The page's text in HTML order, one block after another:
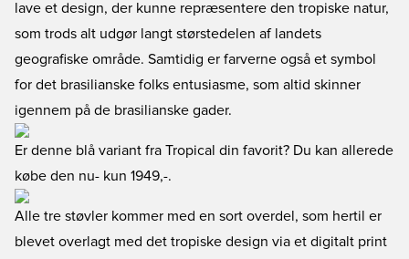
lave et design, der kunne repræsentere den tropiske natur,
som trods alt udgør langt størstedelen af landets
geografiske område. Samtidig er farverne også et symbol
for det brasilianske folks entusiasme, som altid skinner
igennem på de brasilianske gader.
Er denne blå variant fra Tropical din favorit? Du kan allerede
købe den nu- kun 1949,-.
Alle tre støvler kommer med en sort overdel, som hertil er
blevet overlagt med det tropiske design via et digitalt print